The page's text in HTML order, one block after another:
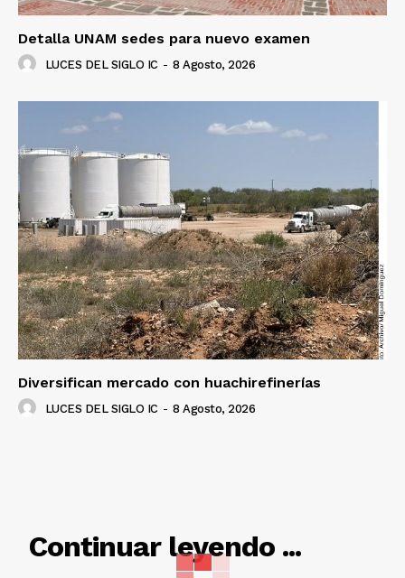
Detalla UNAM sedes para nuevo examen
LUCES DEL SIGLO IC - 8 Agosto, 2026
Diversifican mercado con huachirefinerías
LUCES DEL SIGLO IC - 8 Agosto, 2026
Continuar leyendo ...
RELACIONADO